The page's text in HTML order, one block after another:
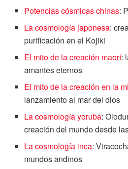
Potencias cósmicas chinas:
La cosmología japonesa:
purificación en el Kojiki
El mito de la creación maorí:
amantes eternos
El mito de la creación en la
lanzamiento al mar del dios
La cosmología yoruba:
creación del mundo desde
La cosmología inca:
mundos andinos